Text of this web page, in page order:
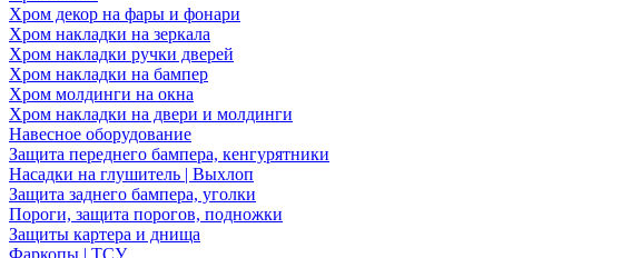
Хром декор на фары и фонари
Хром накладки на зеркала
Хром накладки ручки дверей
Хром накладки на бампер
Хром молдинги на окна
Хром накладки на двери и молдинги
Навесное оборудование
Защита переднего бампера, кенгурятники
Насадки на глушитель | Выхлоп
Защита заднего бампера, уголки
Пороги, защита порогов, подножки
Защиты картера и днища
Фаркопы | ТСУ